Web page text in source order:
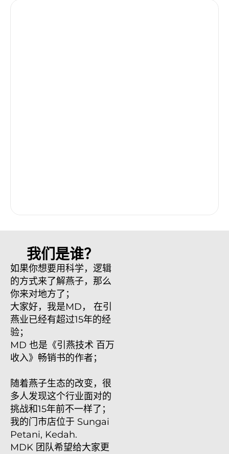
我们是谁？
如果你想要用科学，逻辑
的方式来了解燕子，那么
你来对地方了；
大家好，我是MD， 在引
燕业已经有超过15年的经
验；
​MD 也是《引燕技术 百万
收入》畅销书的作者；
随着燕子生态的改变，很
多人发现这个行业面对的
挑战和15年前不一样了；
我的门市店位于 Sungai
Petani, Kedah.
​MDK 团队希望给大家更